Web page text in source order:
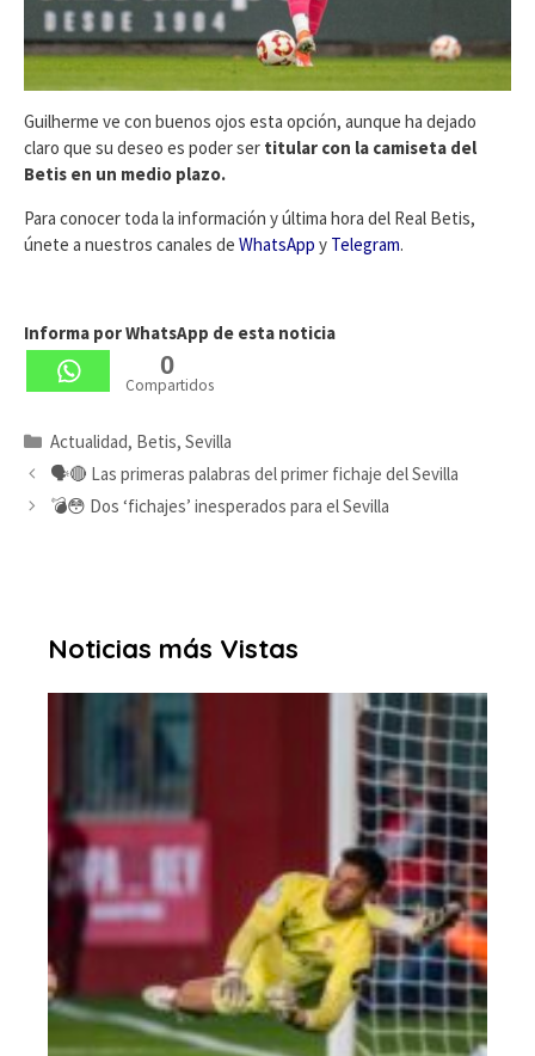
Guilherme ve con buenos ojos esta opción, aunque ha dejado
claro que su deseo es poder ser titular con la camiseta del
Betis en un medio plazo.
Para conocer toda la información y última hora del Real Betis,
únete a nuestros canales de WhatsApp y Telegram.
Informa por WhatsApp de esta noticia
0
Compartidos
Categorías
Actualidad, Betis, Sevilla
🗣️🔴 Las primeras palabras del primer fichaje del Sevilla
💣😳 Dos ‘fichajes’ inesperados para el Sevilla
Noticias más Vistas